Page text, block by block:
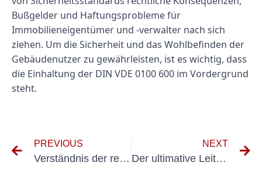
Bußgelder und Haftungsprobleme für
Immobilieneigentümer und -verwalter nach sich
ziehen. Um die Sicherheit und das Wohlbefinden der
Gebäudenutzer zu gewährleisten, ist es wichtig, dass
die Einhaltung der DIN VDE 0100 600 im Vordergrund
steht.
PREVIOUS
Verständnis der rechtlichen Anforderungen für die Elektroprüfung von Geräten in Deutschland
NEXT
Der ultimative Leitfaden zur DGUV 4-Prüfungsvorbereitung